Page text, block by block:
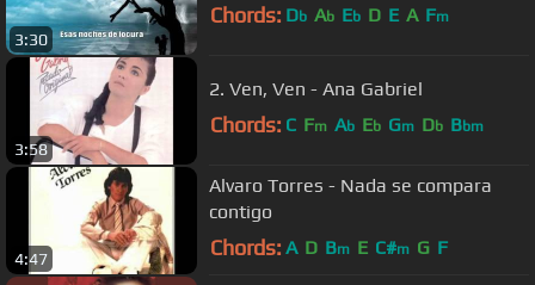
3:30
Chords: Db Ab Eb D E A Fm
3:58
2. Ven, Ven - Ana Gabriel
Chords: C Fm Ab Eb Gm Db Bbm
4:47
Alvaro Torres - Nada se compara
contigo
Chords: A D Bm E C#m G F